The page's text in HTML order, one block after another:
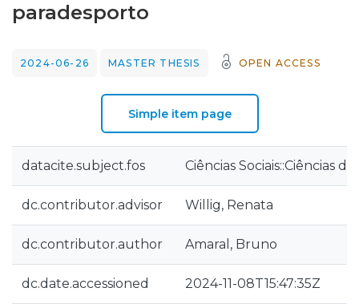
paradesporto
2024-06-26 MASTER THESIS OPEN ACCESS
Simple item page
datacite.subject.fos Ciências Sociais::Ciências
dc.contributor.advisor Willig, Renata
dc.contributor.author Amaral, Bruno
dc.date.accessioned 2024-11-08T15:47:35Z